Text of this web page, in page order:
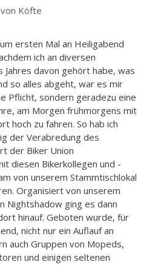
von Köfte
ersten Mal an Heiligabend
ich an diversen
Jahres davon gehört habe, was
so alles abgeht, war es mir
Pflicht, sondern geradezu eine
am Morgen frühmorgens mit
hoch zu fahren. So hab ich
der Verabredung des
der Biker Union
diesen Bikerkollegen und -
von unserem Stammtischlokal
Organisiert von unserem
Nightshadow ging es dann
hinauf. Geboten wurde, für
nicht nur ein Auflauf an
auch Gruppen von Mopeds,
und einigen seltenen